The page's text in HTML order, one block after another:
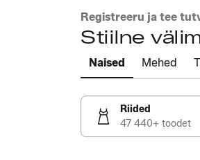
Registreeru ja tee
Stiilne
Naised Mehed
Riided
47 440+ toodet